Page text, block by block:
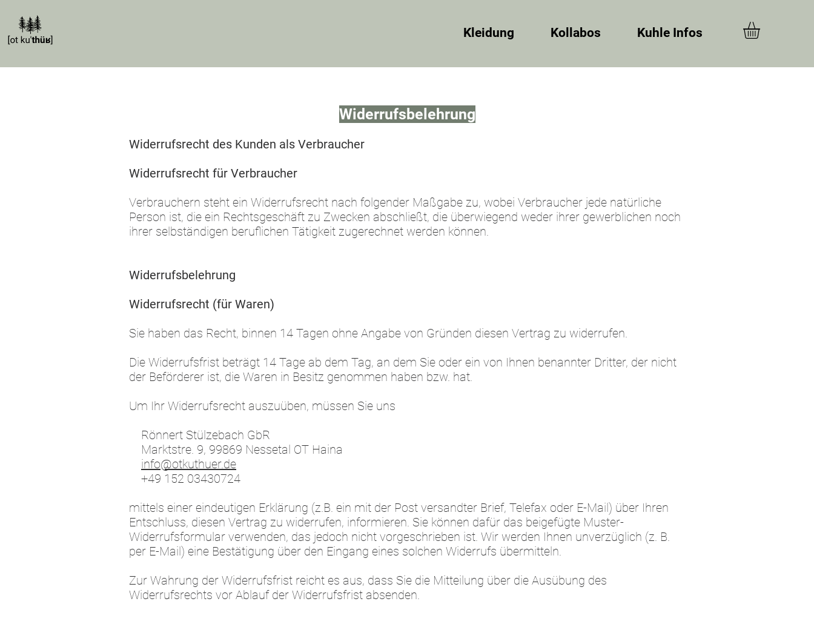
Kleidung Kollabos Kuhle Infos
Widerrufsbelehrung
Widerrufsrecht des Kunden als Verbraucher
Widerrufsrecht für Verbraucher
Verbrauchern steht ein Widerrufsrecht nach folgender Maßgabe zu, wobei Verbraucher jede natürliche
Person ist, die ein Rechtsgeschäft zu Zwecken abschließt, die überwiegend weder ihrer gewerblichen noch
ihrer selbständigen beruflichen Tätigkeit zugerechnet werden können.
Widerrufsbelehrung
Widerrufsrecht (für Waren)
Sie haben das Recht, binnen 14 Tagen ohne Angabe von Gründen diesen Vertrag zu widerrufen.
Die Widerrufsfrist beträgt 14 Tage ab dem Tag, an dem Sie oder ein von Ihnen benannter Dritter, der nicht
der Beförderer ist, die Waren in Besitz genommen haben bzw. hat.
Um Ihr Widerrufsrecht auszuüben, müssen Sie uns
Rönnert Stülzebach GbR
Marktstre. 9, 99869 Nessetal OT Haina
info@otkuthuer.de
+49 152 03430724
mittels einer eindeutigen Erklärung (z.B. ein mit der Post versandter Brief, Telefax oder E-Mail) über Ihren
Entschluss, diesen Vertrag zu widerrufen, informieren. Sie können dafür das beigefügte Muster-
Widerrufsformular verwenden, das jedoch nicht vorgeschrieben ist. Wir werden Ihnen unverzüglich (z. B.
per E-Mail) eine Bestätigung über den Eingang eines solchen Widerrufs übermitteln.
Zur Wahrung der Widerrufsfrist reicht es aus, dass Sie die Mitteilung über die Ausübung des
Widerrufsrechts vor Ablauf der Widerrufsfrist absenden.